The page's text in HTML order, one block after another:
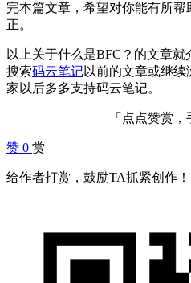
完本篇文章，希望对你能有所
正。
以上关于什么是BFC？的文章
搜索码云笔记以前的文章或继
家以后多多支持码云笔记。
「点点赞赏，
赞 0 赏
给作者打赏，鼓励TA抓紧创作！